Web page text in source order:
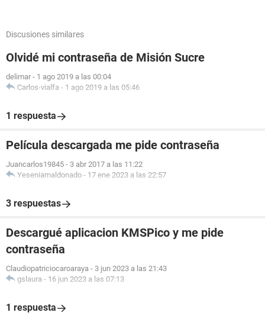
Discusiones similares
Olvidé mi contraseña de Misión Sucre
delimar - 1 ago 2019 a las 00:04
Carlos-vialfa - 1 ago 2019 a las 05:46
1 respuesta
Película descargada me pide contraseña
Juancarlos19845 - 3 abr 2017 a las 11:22
Yeseniamaldonado - 17 ene 2023 a las 22:57
3 respuestas
Descargué aplicacion KMSPico y me pide
contraseña
Claudiopatriciocaroaraya - 3 jun 2023 a las 21:43
gslaura - 16 jun 2023 a las 07:13
1 respuesta